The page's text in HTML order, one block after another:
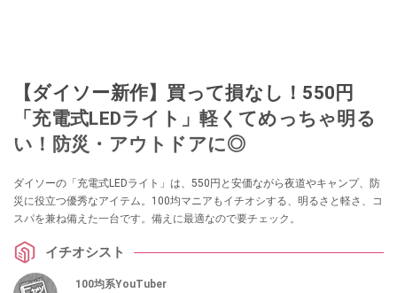
【ダイソー新作】買って損なし！550円
「充電式LEDライト」軽くてめっちゃ明る
い！防災・アウトドアに◎
ダイソーの「充電式LEDライト」は、550円と安価ながら夜道やキャンプ、防
災に役立つ優秀なアイテム。100均マニアもイチオシする、明るさと軽さ、コ
スパを兼ね備えた一台です。備えに最適なので要チェック。
イチオシスト
100均系YouTuber